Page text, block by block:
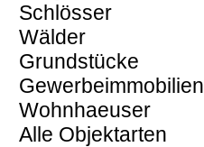
Schlösser
Wälder
Grundstücke
Gewerbeimmobilien
Wohnhaeuser
Alle Objektarten